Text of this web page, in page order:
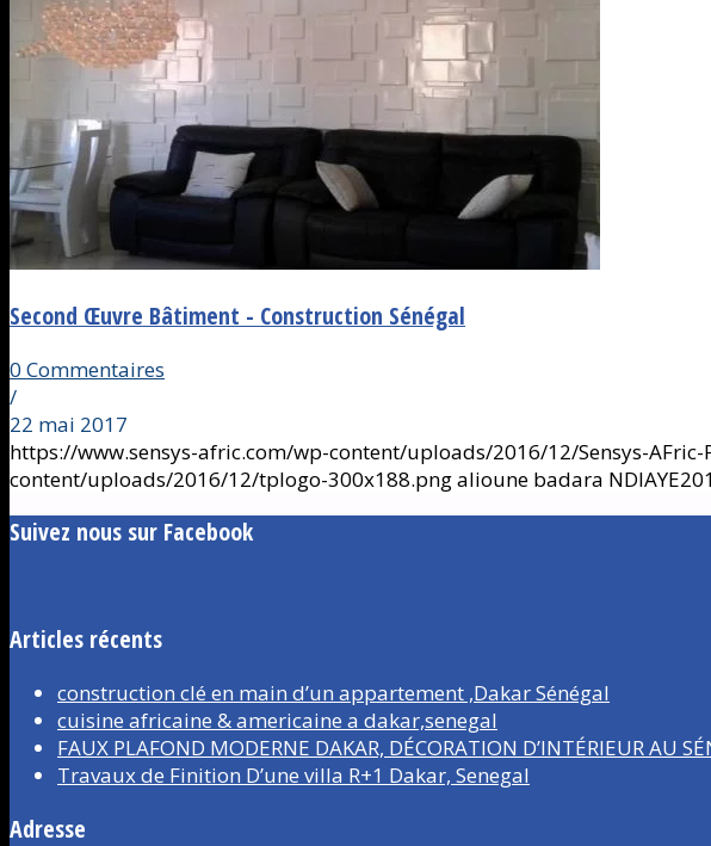
Second Œuvre Bâtiment - Construction Sénégal
0 Commentaires
/
22 mai 2017
https://www.sensys-afric.com/wp-content/uploads/2016/12/Sensys-AFric-
content/uploads/2016/12/tplogo-300x188.pngalioune badara NDIAYE
Suivez nous sur Facebook
Articles récents
construction clé en main d’un appartement ,Dakar Sénégal
cuisine africaine & americaine a dakar,senegal
FAUX PLAFOND MODERNE DAKAR, DÉCORATION D’INTÉRIEUR AU
Travaux de Finition D’une villa R+1 Dakar, Senegal
Adresse